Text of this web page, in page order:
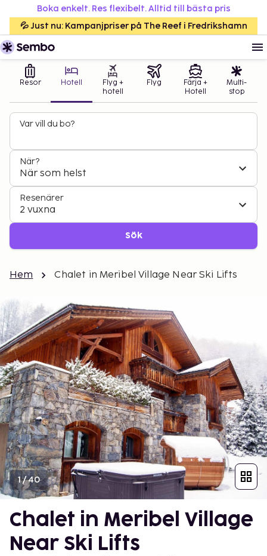
Boka enkelt. Res flexibelt. Alltid till bästa pris
💦 Just nu: Kampanjpriser på The Reef i Fredrikshamn
Resor Hotell
Flyg +
hotell
Flyg
Färja +
Hotell
Multi-
stop
Var vill du bo?
När?
När som helst
Resenärer
2 vuxna
Sök
Hem Chalet in Meribel Village Near Ski Lifts
1/40
Chalet in Meribel Village
Near Ski Lifts